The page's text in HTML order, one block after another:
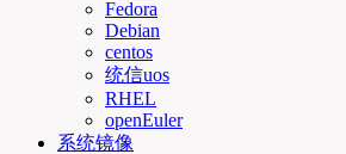
Fedora
Debian
centos
统信uos
RHEL
openEuler
系统镜像